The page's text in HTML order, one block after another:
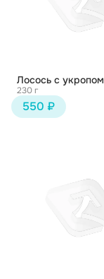
Лосось с укропом
230 г
550 ₽